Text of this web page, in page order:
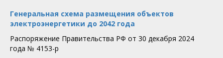
Генеральная схема размещения объектов
электроэнергетики до 2042 года
Распоряжение Правительства РФ от 30 декабря 2024
года № 4153-р